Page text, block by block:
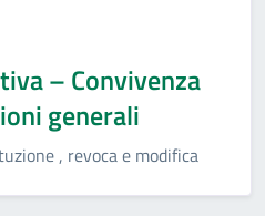
– Convivenza
generali
, revoca e modifica